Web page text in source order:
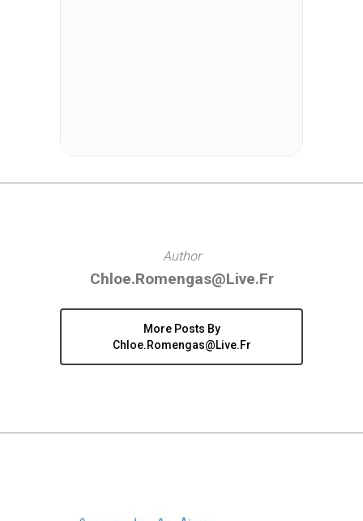
Author
Chloe.romengas@live.fr
More Posts By
Chloe.romengas@live.fr